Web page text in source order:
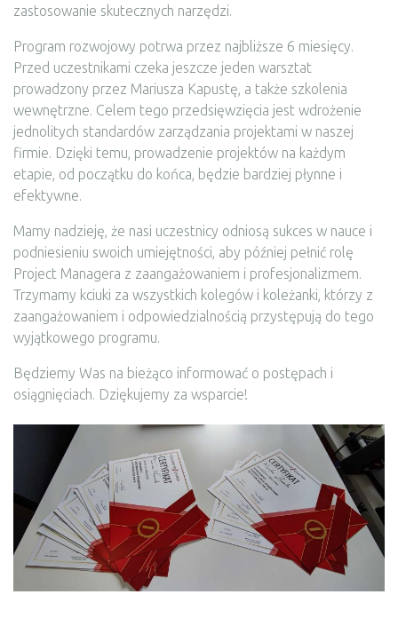
zastosowanie skutecznych narzędzi.
Program rozwojowy potrwa przez najbliższe 6 miesięcy.
Przed uczestnikami czeka jeszcze jeden warsztat
prowadzony przez Mariusza Kapustę, a także szkolenia
wewnętrzne. Celem tego przedsięwzięcia jest wdrożenie
jednolitych standardów zarządzania projektami w naszej
firmie. Dzięki temu, prowadzenie projektów na każdym
etapie, od początku do końca, będzie bardziej płynne i
efektywne.
Mamy nadzieję, że nasi uczestnicy odniosą sukces w nauce i
podniesieniu swoich umiejętności, aby później pełnić rolę
Project Managera z zaangażowaniem i profesjonalizmem.
Trzymamy kciuki za wszystkich kolegów i koleżanki, którzy z
zaangażowaniem i odpowiedzialnością przystępują do tego
wyjątkowego programu.
Będziemy Was na bieżąco informować o postępach i
osiągnięciach. Dziękujemy za wsparcie!